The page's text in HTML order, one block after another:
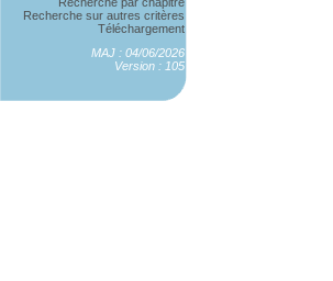
Recherche sur autres critères
Téléchargement
MAJ : 04/06/2026
Version : 105